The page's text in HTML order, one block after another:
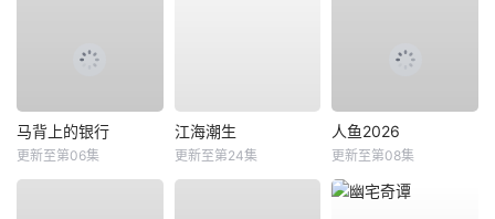
马背上的银行
更新至第06集
江海潮生
更新至第24集
人鱼2026
更新至第08集